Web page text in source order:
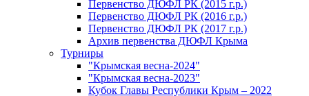
Первенство ДЮФЛ РК (2015 г.р.)
Первенство ДЮФЛ РК (2016 г.р.)
Первенство ДЮФЛ РК (2017 г.р.)
Архив первенства ДЮФЛ Крыма
Турниры
"Крымская весна-2024"
"Крымская весна-2023"
Кубок Главы Республики Крым – 2022